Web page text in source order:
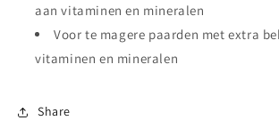
aan vitaminen en mineralen
Voor te magere paarden met extra
vitaminen en mineralen
Share